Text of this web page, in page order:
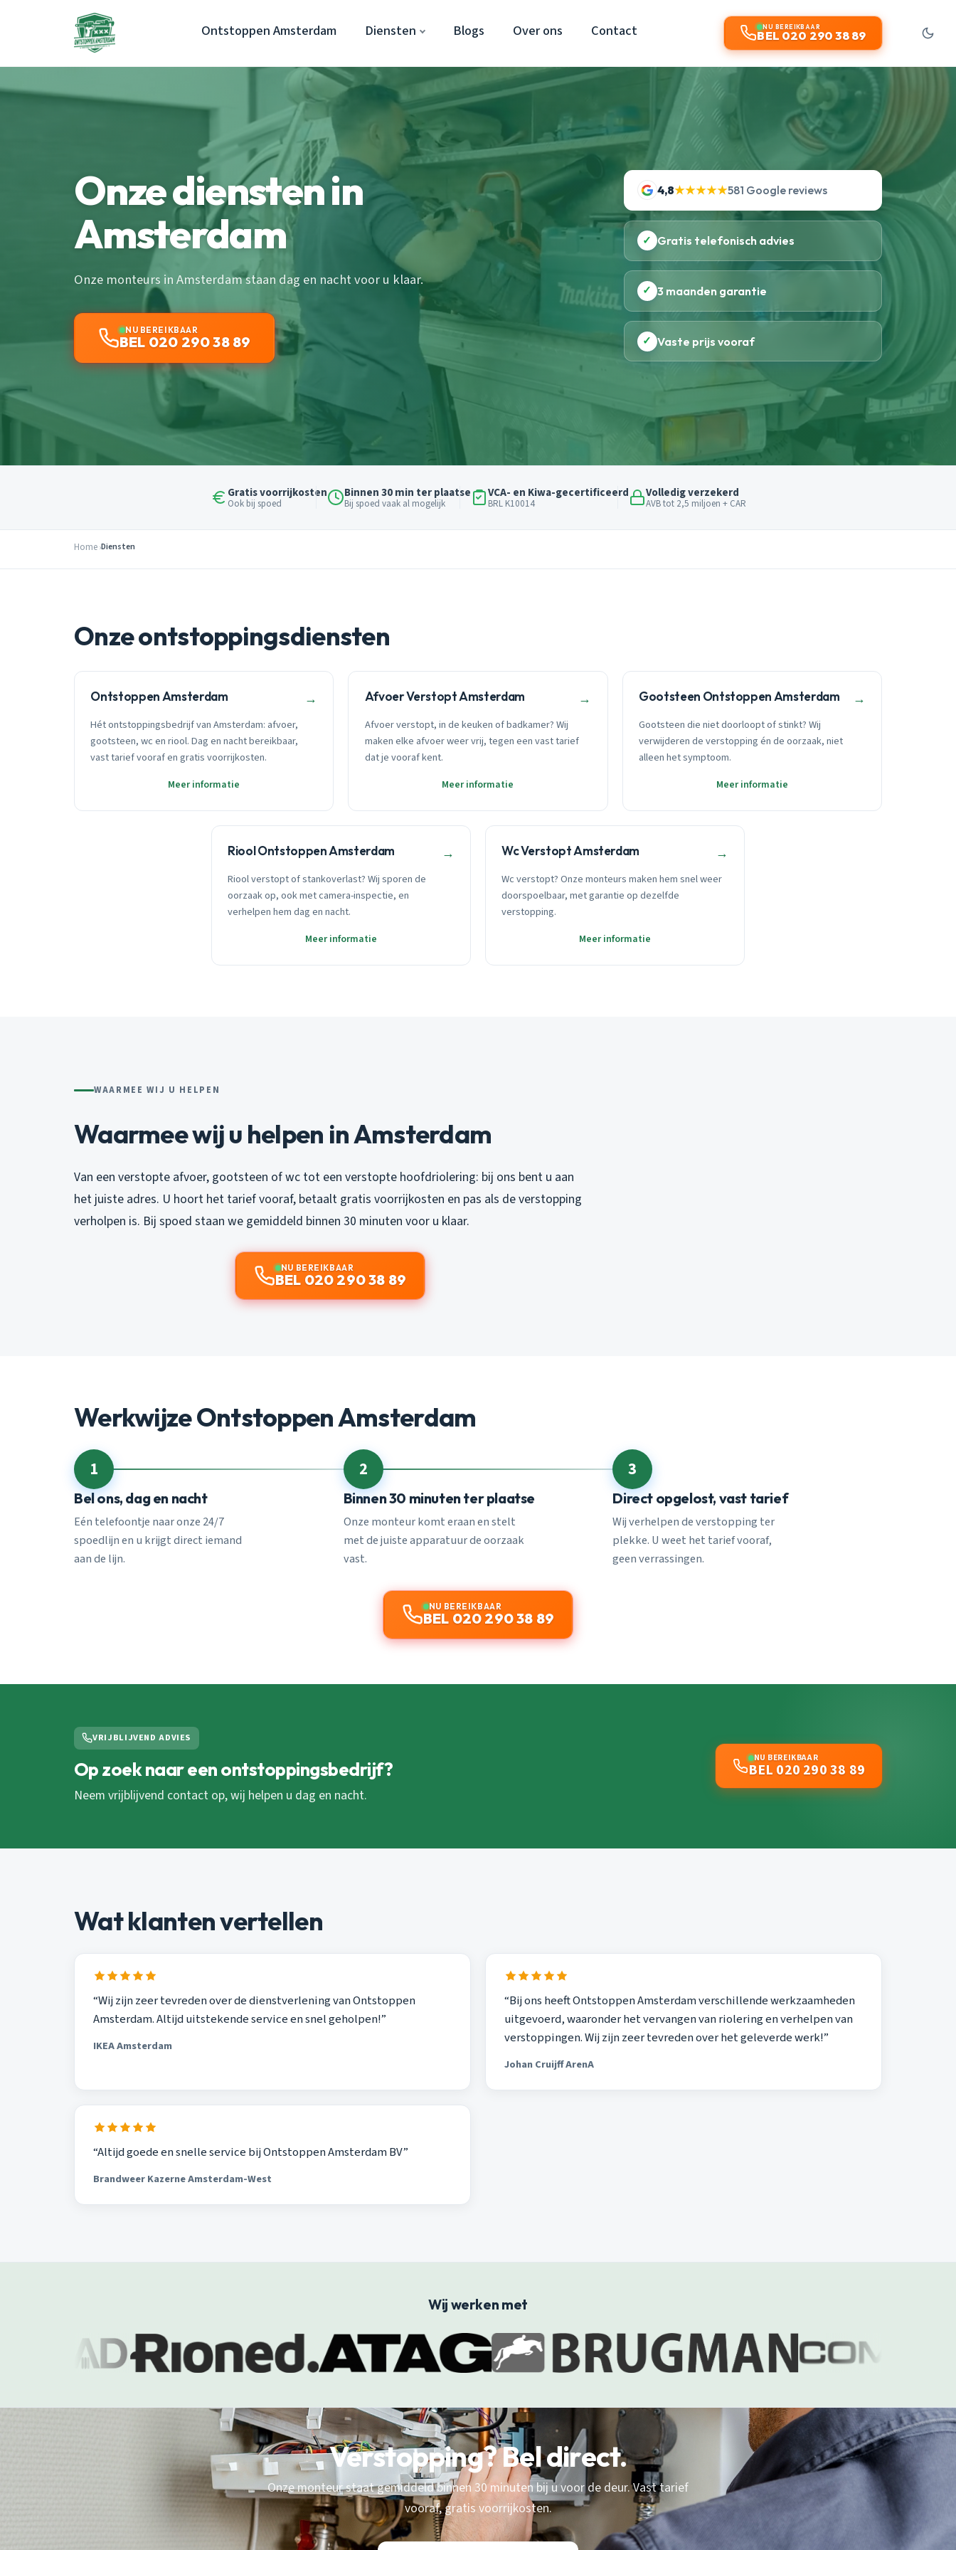
Ontstoppen Amsterdam Diensten Blogs Over ons Contact NU BEREIKBAAR
BEL 020 290 38 89
Onze diensten in
Amsterdam
Onze monteurs in Amsterdam staan dag en nacht voor u klaar.
NU BEREIKBAAR
BEL 020 290 38 89
4,8★★★★★581 Google reviews
✓ Gratis telefonisch advies
✓ 3 maanden garantie
✓ Vaste prijs vooraf
Gratis voorrijkosten
Ook bij spoed
Binnen 30 min ter plaatse
Bij spoed vaak al mogelijk
VCA- en Kiwa-gecertificeerd
BRL K10014
Volledig verzekerd
AVB tot 2,5 miljoen + CAR
Home Diensten
Onze ontstoppingsdiensten
Ontstoppen Amsterdam →
Hét ontstoppingsbedrijf van Amsterdam: afvoer,
gootsteen, wc en riool. Dag en nacht bereikbaar,
vast tarief vooraf en gratis voorrijkosten.
Meer informatie
Afvoer Verstopt Amsterdam →
Afvoer verstopt, in de keuken of badkamer? Wij
maken elke afvoer weer vrij, tegen een vast tarief
dat je vooraf kent.
Meer informatie
Gootsteen Ontstoppen Amsterdam →
Gootsteen die niet doorloopt of stinkt? Wij
verwijderen de verstopping én de oorzaak, niet
alleen het symptoom.
Meer informatie
Riool Ontstoppen Amsterdam →
Riool verstopt of stankoverlast? Wij sporen de
oorzaak op, ook met camera-inspectie, en
verhelpen hem dag en nacht.
Meer informatie
Wc Verstopt Amsterdam →
Wc verstopt? Onze monteurs maken hem snel weer
doorspoelbaar, met garantie op dezelfde
verstopping.
Meer informatie
WAARMEE WIJ U HELPEN
Waarmee wij u helpen in Amsterdam
Van een verstopte afvoer, gootsteen of wc tot een verstopte hoofdriolering: bij ons bent u aan
het juiste adres. U hoort het tarief vooraf, betaalt gratis voorrijkosten en pas als de verstopping
verholpen is. Bij spoed staan we gemiddeld binnen 30 minuten voor u klaar.
NU BEREIKBAAR
BEL 020 290 38 89
Werkwijze Ontstoppen Amsterdam
1
Bel ons, dag en nacht
Eén telefoontje naar onze 24/7
spoedlijn en u krijgt direct iemand
aan de lijn.
2
Binnen 30 minuten ter plaatse
Onze monteur komt eraan en stelt
met de juiste apparatuur de oorzaak
vast.
3
Direct opgelost, vast tarief
Wij verhelpen de verstopping ter
plekke. U weet het tarief vooraf,
geen verrassingen.
NU BEREIKBAAR
BEL 020 290 38 89
VRIJBLIJVEND ADVIES
Op zoek naar een ontstoppingsbedrijf?
Neem vrijblijvend contact op, wij helpen u dag en nacht.
NU BEREIKBAAR
BEL 020 290 38 89
Wat klanten vertellen
“Wij zijn zeer tevreden over de dienstverlening van Ontstoppen
Amsterdam. Altijd uitstekende service en snel geholpen!”
IKEA Amsterdam
“Bij ons heeft Ontstoppen Amsterdam verschillende werkzaamheden
uitgevoerd, waaronder het vervangen van riolering en verhelpen van
verstoppingen. Wij zijn zeer tevreden over het geleverde werk!”
Johan Cruijff ArenA
“Altijd goede en snelle service bij Ontstoppen Amsterdam BV”
Brandweer Kazerne Amsterdam-West
Wij werken met
Verstopping? Bel direct.
Onze monteur staat gemiddeld binnen 30 minuten bij u voor de deur. Vast tarief
vooraf, gratis voorrijkosten.